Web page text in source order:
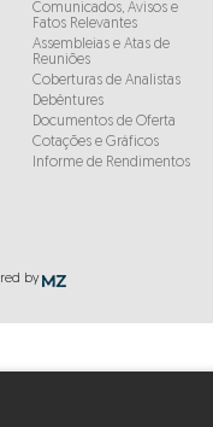
Comunicados, Avisos e
Fatos Relevantes
Assembleias e Atas de
Reuniões
Coberturas de Analistas
Debêntures
Documentos de Oferta
Cotações e Gráficos
Informe de Rendimentos
by